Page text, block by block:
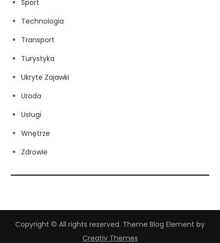
Sport
Technologia
Transport
Turystyka
Ukryte Zajawki
Uroda
Usługi
Wnętrze
Zdrowie
Copyright © All rights reserved. Theme Blog Element by
Creativ Themes